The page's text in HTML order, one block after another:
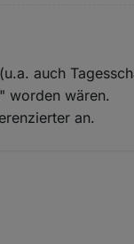
auch
worden wären.
an.